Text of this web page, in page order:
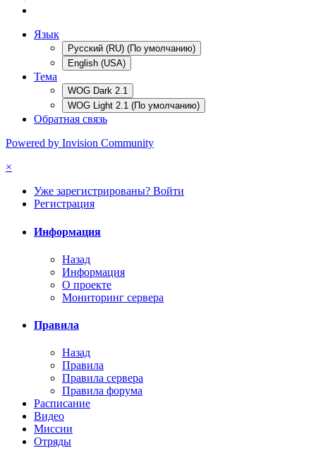
Язык
Русский (RU) (По умолчанию)
English (USA)
Тема
WOG Dark 2.1
WOG Light 2.1 (По умолчанию)
Обратная связь
Powered by Invision Community
×
Уже зарегистрированы? Войти
Регистрация
Информация
Назад
Информация
О проекте
Мониторинг сервера
Правила
Назад
Правила
Правила сервера
Правила форума
Расписание
Видео
Миссии
Отряды